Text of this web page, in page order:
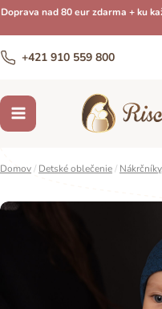
Doprava nad 80 eur zdarma + ku
+421 910 559 800
Domov/ Detské oblečenie/